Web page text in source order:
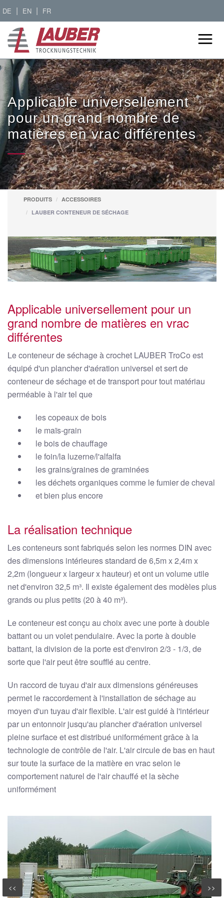
DE | EN | FR
Applicable universellement
pour un grand nombre de
matières en vrac différentes
PRODUITS
ACCESSOIRES
LAUBER CONTENEUR DE SÉCHAGE
Applicable universellement pour un
grand nombre de matières en vrac
différentes
Le conteneur de séchage à crochet LAUBER TroCo est
équipé d'un plancher d'aération universel et sert de
conteneur de séchage et de transport pour tout matériau
perméable à l'air tel que
les copeaux de bois
le maïs-grain
le bois de chauffage
le foin/la luzerne/l'alfalfa
les grains/graines de graminées
les déchets organiques comme le fumier de cheval
et bien plus encore
La réalisation technique
Les conteneurs sont fabriqués selon les normes DIN avec
des dimensions intérieures standard de 6,5m x 2,4m x
2,2m (longueur x largeur x hauteur) et ont un volume utile
net d'environ 32,5 m³. Il existe également des modèles plus
grands ou plus petits (20 à 40 m³).
Le conteneur est conçu au choix avec une porte à double
battant ou un volet pendulaire. Avec la porte à double
battant, la division de la porte est d'environ 2/3 - 1/3, de
sorte que l'air peut être soufflé au centre.
Un raccord de tuyau d'air aux dimensions généreuses
permet le raccordement à l'installation de séchage au
moyen d'un tuyau d'air flexible. L'air est guidé à l'intérieur
par un entonnoir jusqu'au plancher d'aération universel
pleine surface et est distribué uniformément grâce à la
technologie de contrôle de l'air. L'air circule de bas en haut
sur toute la surface de la matière en vrac selon le
comportement naturel de l'air chauffé et la sèche
uniformément
<< >>